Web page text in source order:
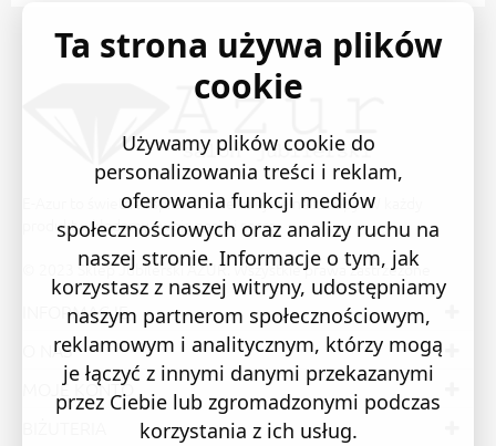
E-Azur to świetne i sprawdzone miejsce na zakupy. W każdy
produkt wkładamy swoją pasję i serce.
© 2023 Sklep Jubilerski AZUR. Wszystkie prawa zastrzeżone
INFORMACJE
O NAS
MOJE KONTO
Ta strona używa plików
cookie
Używamy plików cookie do
personalizowania treści i reklam,
oferowania funkcji mediów
społecznościowych oraz analizy ruchu na
naszej stronie. Informacje o tym, jak
korzystasz z naszej witryny, udostępniamy
naszym partnerom społecznościowym,
reklamowym i analitycznym, którzy mogą
je łączyć z innymi danymi przekazanymi
przez Ciebie lub zgromadzonymi podczas
korzystania z ich usług.